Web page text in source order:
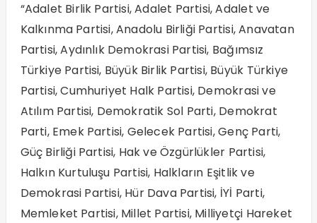
“Adalet Birlik Partisi, Adalet Partisi, Adalet ve
Kalkınma Partisi, Anadolu Birliği Partisi, Anavatan
Partisi, Aydınlık Demokrasi Partisi, Bağımsız
Türkiye Partisi, Büyük Birlik Partisi, Büyük Türkiye
Partisi, Cumhuriyet Halk Partisi, Demokrasi ve
Atılım Partisi, Demokratik Sol Parti, Demokrat
Parti, Emek Partisi, Gelecek Partisi, Genç Parti,
Güç Birliği Partisi, Hak ve Özgürlükler Partisi,
Halkın Kurtuluşu Partisi, Halkların Eşitlik ve
Demokrasi Partisi, Hür Dava Partisi, İYİ Parti,
Memleket Partisi, Millet Partisi, Milliyetçi Hareket